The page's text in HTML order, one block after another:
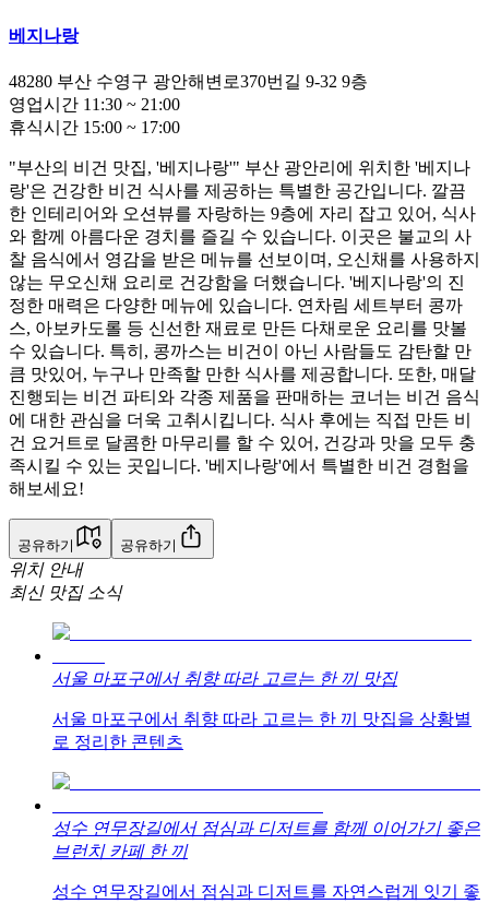
베지나랑
48280 부산 수영구 광안해변로370번길 9-32 9층
영업시간 11:30 ~ 21:00
휴식시간 15:00 ~ 17:00
"부산의 비건 맛집, '베지나랑'" 부산 광안리에 위치한 '베지나
랑'은 건강한 비건 식사를 제공하는 특별한 공간입니다. 깔끔
한 인테리어와 오션뷰를 자랑하는 9층에 자리 잡고 있어, 식사
와 함께 아름다운 경치를 즐길 수 있습니다. 이곳은 불교의 사
찰 음식에서 영감을 받은 메뉴를 선보이며, 오신채를 사용하지
않는 무오신채 요리로 건강함을 더했습니다. '베지나랑'의 진
정한 매력은 다양한 메뉴에 있습니다. 연차림 세트부터 콩까
스, 아보카도롤 등 신선한 재료로 만든 다채로운 요리를 맛볼
수 있습니다. 특히, 콩까스는 비건이 아닌 사람들도 감탄할 만
큼 맛있어, 누구나 만족할 만한 식사를 제공합니다. 또한, 매달
진행되는 비건 파티와 각종 제품을 판매하는 코너는 비건 음식
에 대한 관심을 더욱 고취시킵니다. 식사 후에는 직접 만든 비
건 요거트로 달콤한 마무리를 할 수 있어, 건강과 맛을 모두 충
족시킬 수 있는 곳입니다. '베지나랑'에서 특별한 비건 경험을
해보세요!
공유하기 공유하기
위치 안내
최신 맛집 소식
서울 마포구에서 취향 따라 고르는 한 끼 맛집
서울 마포구에서 취향 따라 고르는 한 끼 맛집을 상황별
로 정리한 콘텐츠
성수 연무장길에서 점심과 디저트를 함께 이어가기 좋은
브런치 카페 한 끼
성수 연무장길에서 점심과 디저트를 자연스럽게 잇기 좋